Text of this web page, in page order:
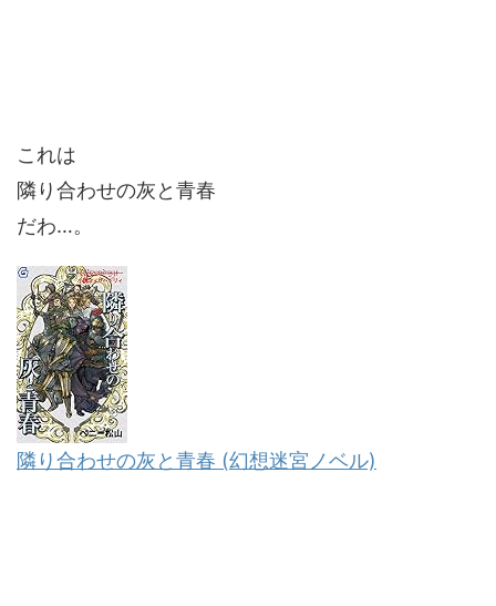
これは
隣り合わせの灰と青春
だわ…。
隣り合わせの灰と青春 (幻想迷宮ノベル)